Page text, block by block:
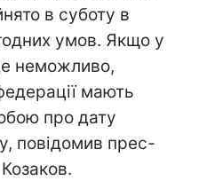
в суботу в
умов. Якщо у
неможливо,
мають
про дату
повідомив прес-